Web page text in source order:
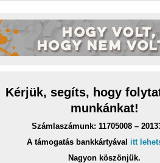
Kérjük, segíts, hogy
munkánkat!
Számlaszámunk: 11705008 –
A támogatás bankkártyával itt
Nagyon köszönjük.